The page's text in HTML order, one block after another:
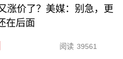
涨价了？美媒：别急，更
在后面
阅读 39561